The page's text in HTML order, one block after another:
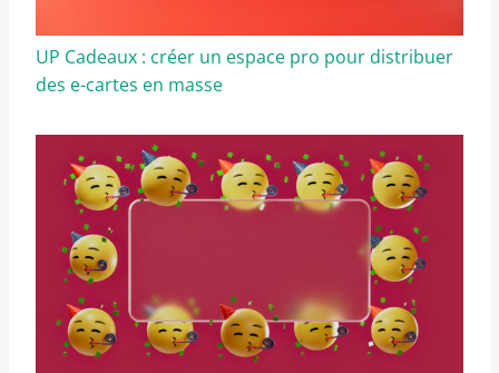
UP Cadeaux : créer un espace pro pour distribuer
des e-cartes en masse